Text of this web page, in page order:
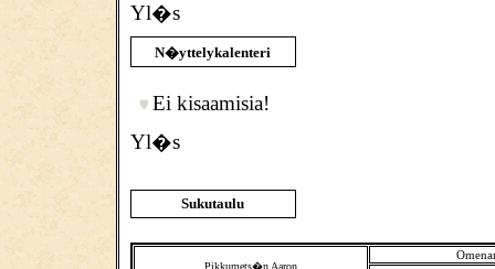
Yl�s
N�yttelykalenteri
Ei kisaamisia!
Yl�s
Sukutaulu
Pikkumets�n Aaron